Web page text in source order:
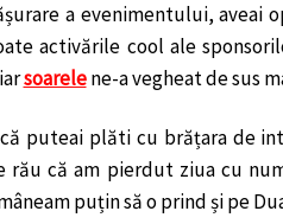
a evenimentului,
activările cool ale
soarelene-a vegheat de sus
puteai plăti cu brățara de
rău că am pierdut ziua cu
puțin să o prind și pe